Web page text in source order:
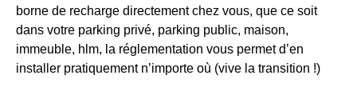
borne de recharge directement chez vous, que ce soit
dans votre parking privé, parking public, maison,
immeuble, hlm, la réglementation vous permet d’en
installer pratiquement n’importe où (vive la transition !)